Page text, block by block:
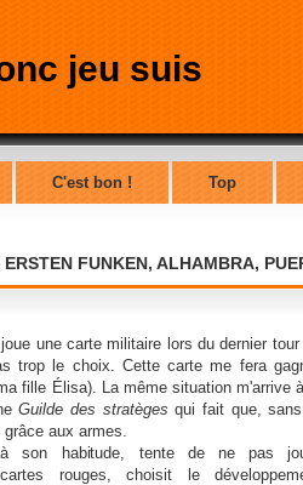
C'est bon ! Top
FUNKEN, ALHAMBRA,
une carte militaire lors du dernier tour
trop le choix. Cette carte me fera
fille Élisa). La même situation m'arrive
Guilde des stratèges qui fait que,
aux armes.
à son habitude, tente de ne pas
rouges, choisit le